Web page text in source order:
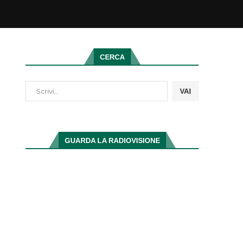
CERCA
VAI
GUARDA LA RADIOVISIONE